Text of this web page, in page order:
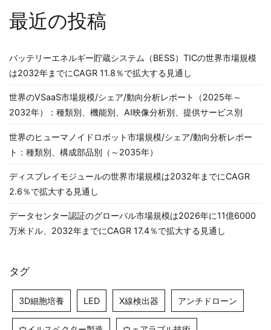
ン
最近の投稿
バッテリーエネルギー貯蔵システム（BESS）TICの世界市場規模
は2032年までにCAGR 11.8％で拡大する見通し
世界のVSaaS市場規模/シェア/動向分析レポート（2025年～
2032年）：種類別、機能別、AI映像分析別、提供サービス別
世界のヒューマノイドロボット市場規模/シェア/動向分析レポー
ト：種類別、構成部品別（～2035年）
ディスプレイモジュールの世界市場規模は2032年までにCAGR
2.6％で拡大する見通し
データセンター認証のグローバル市場規模は2026年に11億6000
万米ドル、2032年までにCAGR 17.4％で拡大する見通し
タグ
3D細胞培養 LED X線検出器 アンチドローン